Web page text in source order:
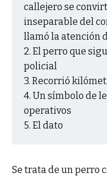
callejero se
inseparable del
llamó la atención
El perro que
policial
Recorrió
Un símbolo de
operativos
El dato
Se trata de un perro